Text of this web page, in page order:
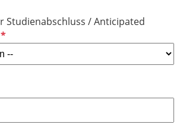
l
d
c
f
l
Studienabschluss / Anticipated